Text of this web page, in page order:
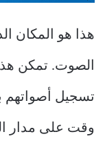
هذا هو المكان
الصوت. تمكن
تسجيل أصواتهم
وقت على مدار